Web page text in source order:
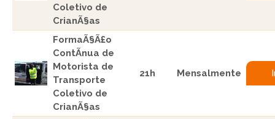
Coletivo de
CrianÃ§as
FormaÃ§Ã£o
ContÃ­nua de
Motorista de
Transporte
Coletivo de
CrianÃ§as
21h Mensalmente